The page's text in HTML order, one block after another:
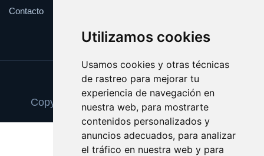
Utilizamos cookies
Usamos cookies y otras técnicas
de rastreo para mejorar tu
experiencia de navegación en
nuestra web, para mostrarte
contenidos personalizados y
anuncios adecuados, para analizar
el tráfico en nuestra web y para
Contacto
Update cookies preferences
Copyright © 2025 tiendainformatica.com.es